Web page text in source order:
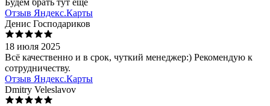
Отзыв Яндекс.Карты
Денис Господариков
18 июля 2025
Всё качественно и в срок, чуткий менеджер:) Рекомендую к
сотрудничеству.
Отзыв Яндекс.Карты
Dmitry Veleslavov